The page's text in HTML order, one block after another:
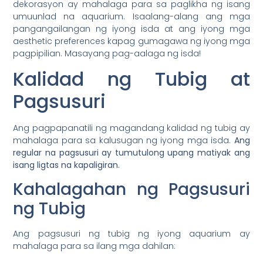
dekorasyon ay mahalaga para sa paglikha ng isang
umuunlad na aquarium. Isaalang-alang ang mga
pangangailangan ng iyong isda at ang iyong mga
aesthetic preferences kapag gumagawa ng iyong mga
pagpipilian. Masayang pag-aalaga ng isda!
Kalidad ng Tubig at
Pagsusuri
Ang pagpapanatili ng magandang kalidad ng tubig ay
mahalaga para sa kalusugan ng iyong mga isda. Ang
regular na pagsusuri ay tumutulong upang matiyak ang
isang ligtas na kapaligiran.
Kahalagahan ng Pagsusuri
ng Tubig
Ang pagsusuri ng tubig ng iyong aquarium ay
mahalaga para sa ilang mga dahilan: